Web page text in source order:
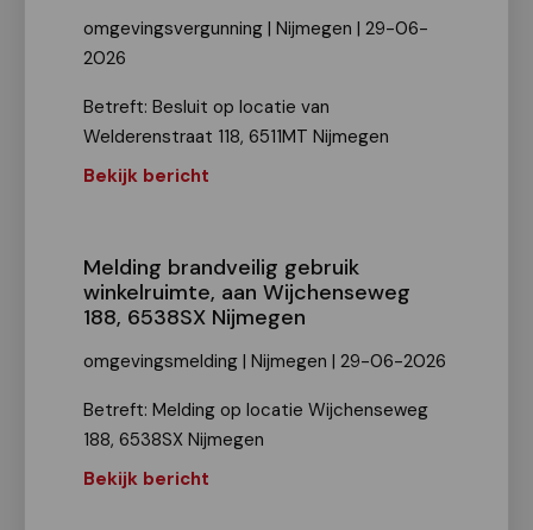
omgevingsvergunning | Nijmegen | 29-06-
2026
Betreft: Besluit op locatie van
Welderenstraat 118, 6511MT Nijmegen
Bekijk bericht
Melding brandveilig gebruik
winkelruimte, aan Wijchenseweg
188, 6538SX Nijmegen
omgevingsmelding | Nijmegen | 29-06-2026
Betreft: Melding op locatie Wijchenseweg
188, 6538SX Nijmegen
Bekijk bericht